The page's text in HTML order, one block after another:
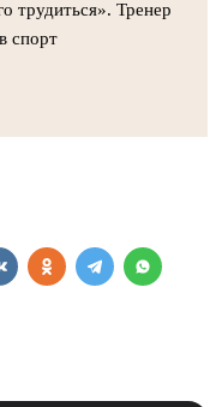
трудиться». Тренер
спорт